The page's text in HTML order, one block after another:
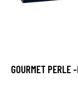
GOURMET